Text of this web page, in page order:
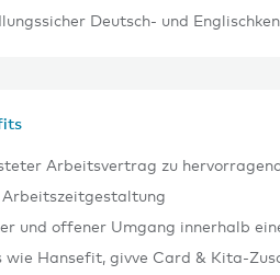
Deutsch- und
Arbeitsvertrag zu
Arbeitszeitgestaltung
und offener Umgang innerhalb
wie Hansefit, givve Card & Kita-